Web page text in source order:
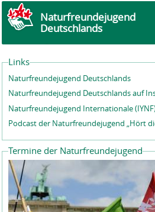
Naturfreundejugend
Deutschlands
Links
Naturfreundejugend Deutschlands
Naturfreundejugend Deutschlands auf
Naturfreundejugend Internationale
Podcast der Naturfreundejugend „Hört
Termine der Naturfreundejugend